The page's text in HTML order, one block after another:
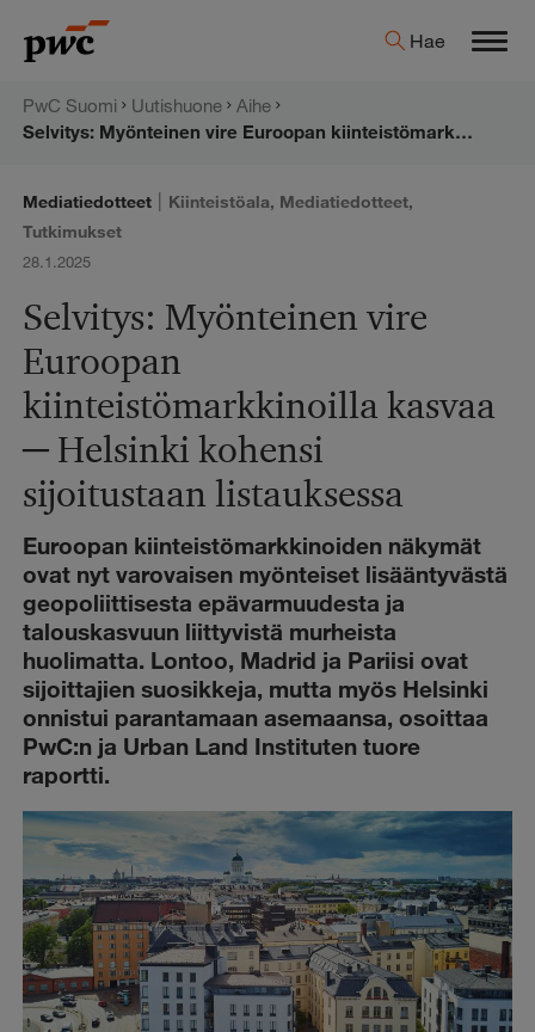
sisältöön
PwC:n
Hae
PwC Suomi Uutishuone
Aihe
Selvitys: Myönteinen vire Euroopan kiinteistömarkkinoilla kasvaa ─ Helsinki kohensi sijoitustaan listauksessa
Mediatiedotteet | Kiinteistöala, Mediatiedotteet,
Tutkimukset
28.1.2025
Selvitys: Myönteinen vire
Euroopan
kiinteistömarkkinoilla kasvaa
─ Helsinki kohensi
sijoitustaan listauksessa
Euroopan kiinteistömarkkinoiden näkymät
ovat nyt varovaisen myönteiset lisääntyvästä
geopoliittisesta epävarmuudesta ja
talouskasvuun liittyvistä murheista
huolimatta. Lontoo, Madrid ja Pariisi ovat
sijoittajien suosikkeja, mutta myös Helsinki
onnistui parantamaan asemaansa, osoittaa
PwC:n ja Urban Land Instituten tuore
raportti.